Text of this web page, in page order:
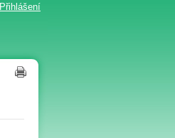
Přihlášení